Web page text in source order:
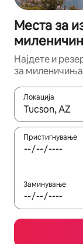
Места за
Најдете и
за
Локација
Кога
Пристигнување
Заминување